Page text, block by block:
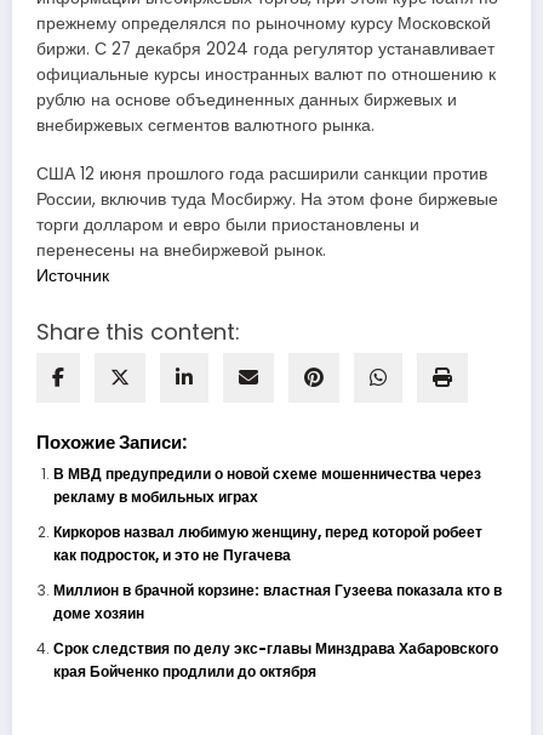
прежнему определялся по рыночному курсу Московской
биржи. С 27 декабря 2024 года регулятор устанавливает
официальные курсы иностранных валют по отношению к
рублю на основе объединенных данных биржевых и
внебиржевых сегментов валютного рынка.
США 12 июня прошлого года расширили санкции против
России, включив туда Мосбиржу. На этом фоне биржевые
торги долларом и евро были приостановлены и
перенесены на внебиржевой рынок.
Источник
Share this content:
Похожие Записи:
В МВД предупредили о новой схеме мошенничества через
рекламу в мобильных играх
Киркоров назвал любимую женщину, перед которой робеет
как подросток, и это не Пугачева
Миллион в брачной корзине: властная Гузеева показала кто в
доме хозяин
Срок следствия по делу экс-главы Минздрава Хабаровского
края Бойченко продлили до октября